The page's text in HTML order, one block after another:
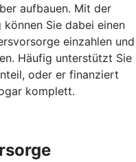
aufbauen. Mit der
Sie dabei einen
einzahlen und
Häufig unterstützt Sie
oder er finanziert
komplett.